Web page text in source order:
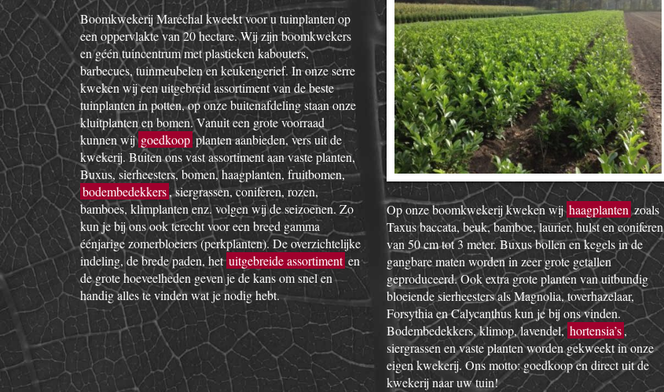
Boomkwekerij Maréchal kweekt voor u tuinplanten op
een oppervlakte van 20 hectare. Wij zijn boomkwekers
en géén tuincentrum met plastieken kabouters,
barbecues, tuinmeubelen en keukengerief. In onze serre
kweken wij een uitgebreid assortiment van de beste
tuinplanten in potten, op onze buitenafdeling staan onze
kluitplanten en bomen. Vanuit een grote voorraad
kunnen wijgoedkoopplanten aanbieden, vers uit de
kwekerij. Buiten ons vast assortiment aan vaste planten,
Buxus, sierheesters, bomen, haagplanten, fruitbomen,
bodembedekkers, siergrassen, coniferen, rozen,
bamboes, klimplanten enz. volgen wij de seizoenen. Zo
kun je bij ons ook terecht voor een breed gamma
éénjarige zomerbloeiers (perkplanten). De overzichtelijke
indeling, de brede paden, hetuitgebreide assortiment en
de grote hoeveelheden geven je de kans om snel en
handig alles te vinden wat je nodig hebt.
Op onze boomkwekerij kweken wijhaagplantenzoals
Taxus baccata, beuk, bamboe, laurier, hulst en coniferen
van 50 cm tot 3 meter. Buxus bollen en kegels in de
gangbare maten worden in zeer grote getallen
geproduceerd. Ook extra grote planten van uitbundig
bloeiende sierheesters als Magnolia, toverhazelaar,
Forsythia en Calycanthus kun je bij ons vinden.
Bodembedekkers, klimop, lavendel,hortensia’s,
siergrassen en vaste planten worden gekweekt in onze
eigen kwekerij. Ons motto: goedkoop en direct uit de
kwekerij naar uw tuin!